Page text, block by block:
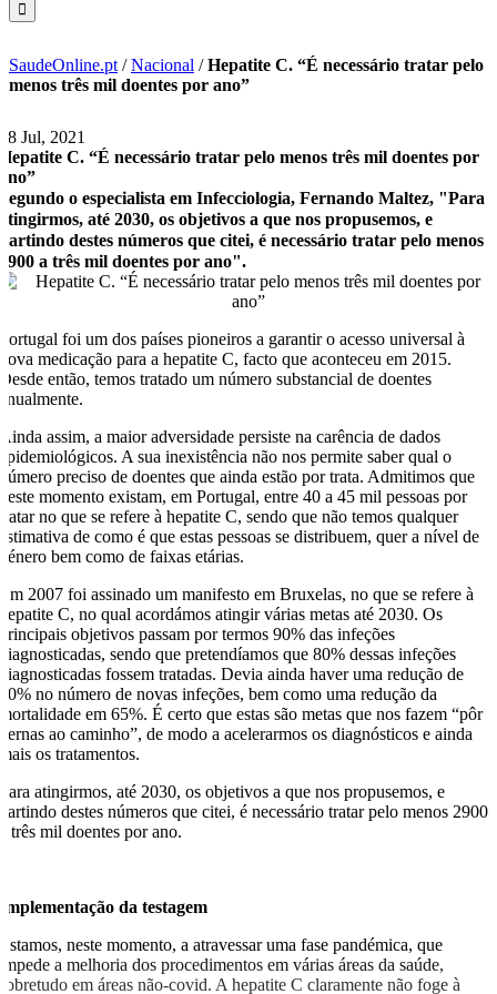
SaudeOnline.pt /Nacional /Hepatite C. “É necessário tratar pelo
menos três mil doentes por ano”
28 Jul, 2021
Hepatite C. “É necessário tratar pelo menos três mil doentes por
ano”
Segundo o especialista em Infecciologia, Fernando Maltez, "Para
atingirmos, até 2030, os objetivos a que nos propusemos, e
partindo destes números que citei, é necessário tratar pelo menos
2900 a três mil doentes por ano".
Portugal foi um dos países pioneiros a garantir o acesso universal à
nova medicação para a hepatite C, facto que aconteceu em 2015.
Desde então, temos tratado um número substancial de doentes
anualmente.
Ainda assim, a maior adversidade persiste na carência de dados
epidemiológicos. A sua inexistência não nos permite saber qual o
número preciso de doentes que ainda estão por trata. Admitimos que
neste momento existam, em Portugal, entre 40 a 45 mil pessoas por
tratar no que se refere à hepatite C, sendo que não temos qualquer
estimativa de como é que estas pessoas se distribuem, quer a nível de
género bem como de faixas etárias.
Em 2007 foi assinado um manifesto em Bruxelas, no que se refere à
hepatite C, no qual acordámos atingir várias metas até 2030. Os
principais objetivos passam por termos 90% das infeções
diagnosticadas, sendo que pretendíamos que 80% dessas infeções
diagnosticadas fossem tratadas. Devia ainda haver uma redução de
90% no número de novas infeções, bem como uma redução da
mortalidade em 65%. É certo que estas são metas que nos fazem “pôr
pernas ao caminho”, de modo a acelerarmos os diagnósticos e ainda
mais os tratamentos.
Para atingirmos, até 2030, os objetivos a que nos propusemos, e
partindo destes números que citei, é necessário tratar pelo menos 2900
a três mil doentes por ano.
Implementação da testagem
Estamos, neste momento, a atravessar uma fase pandémica, que
impede a melhoria dos procedimentos em várias áreas da saúde,
sobretudo em áreas não-covid. A hepatite C claramente não foge à